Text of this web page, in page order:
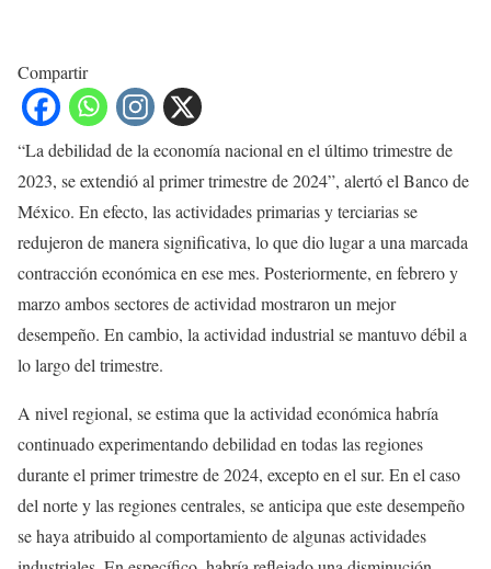
Compartir
“La debilidad de la economía nacional en el último trimestre de
2023, se extendió al primer trimestre de 2024”, alertó el Banco de
México. En efecto, las actividades primarias y terciarias se
redujeron de manera significativa, lo que dio lugar a una marcada
contracción económica en ese mes. Posteriormente, en febrero y
marzo ambos sectores de actividad mostraron un mejor
desempeño. En cambio, la actividad industrial se mantuvo débil a
lo largo del trimestre.
A nivel regional, se estima que la actividad económica habría
continuado experimentando debilidad en todas las regiones
durante el primer trimestre de 2024, excepto en el sur. En el caso
del norte y las regiones centrales, se anticipa que este desempeño
se haya atribuido al comportamiento de algunas actividades